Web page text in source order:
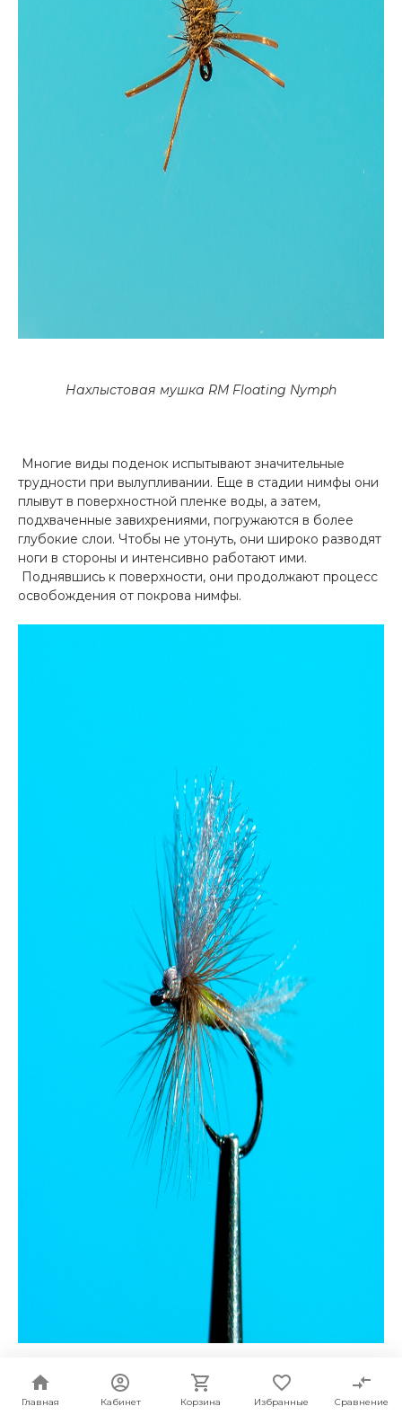
Главная Кабинет Корзина Избранные Сравнение
Нахлыстовая мушка RM Floating Nymph
Многие виды поденок испытывают значительные
трудности при вылупливании. Еще в стадии нимфы они
плывут в поверхностной пленке воды, а затем,
подхваченные завихрениями, погружаются в более
глубокие слои. Чтобы не утонуть, они широко разводят
ноги в стороны и интенсивно работают ими.
Поднявшись к поверхности, они продолжают процесс
освобождения от покрова нимфы.
Нахлыстовая мушка RM Little Sky Blue